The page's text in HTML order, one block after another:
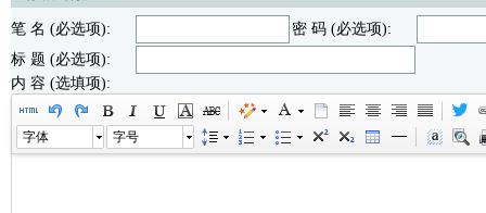
笔 名 (必选项):
密 码 (必选项):
标 题 (必选项):
内 容 (选填项):
字体 字号